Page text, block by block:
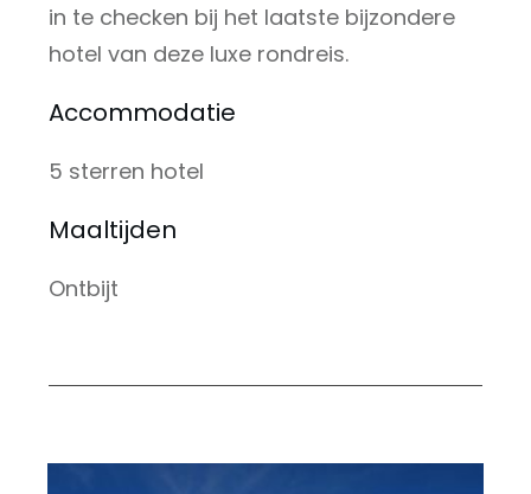
in te checken bij het laatste bijzondere
hotel van deze luxe rondreis.
Accommodatie
5 sterren hotel
Maaltijden
Ontbijt